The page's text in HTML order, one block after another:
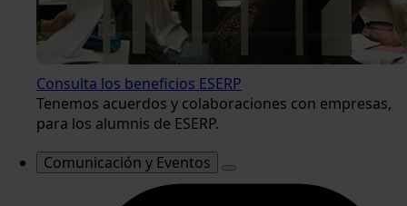
Consulta los beneficios ESERP
Tenemos acuerdos y colaboraciones con empresas,
para los alumnis de ESERP.
Comunicación y Eventos